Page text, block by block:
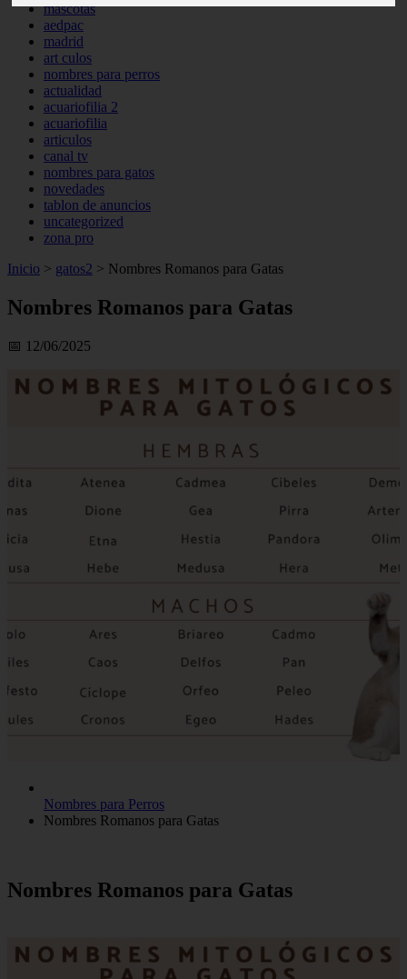
mascotas
aedpac
madrid
art culos
nombres para perros
actualidad
acuariofilia 2
acuariofilia
articulos
canal tv
nombres para gatos
novedades
tablon de anuncios
uncategorized
zona pro
Inicio > gatos2 > Nombres Romanos para Gatas
Nombres Romanos para Gatas
📅 12/06/2025
Nombres para Perros
Nombres Romanos para Gatas
Nombres Romanos para Gatas